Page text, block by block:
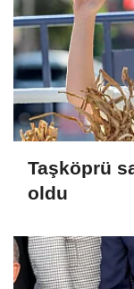
Taşköprü
oldu